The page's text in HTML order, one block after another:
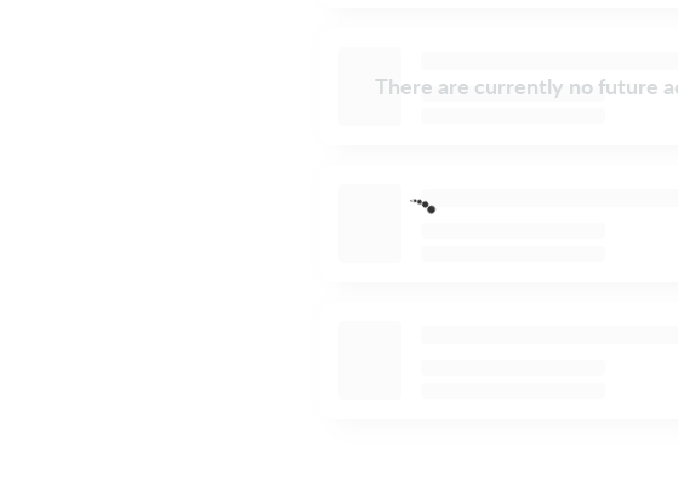
There are currently no future